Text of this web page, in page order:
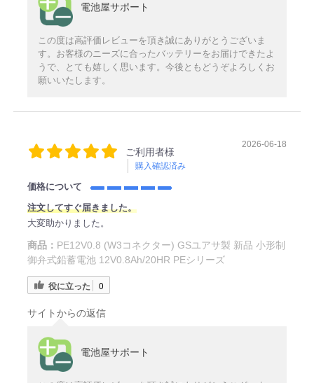
電池屋サポート
この度は高評価レビューを頂き誠にありがとうございま
す。お客様のニーズに合ったバッテリーをお届けできたよ
うで、とても嬉しく思います。今後ともどうぞよろしくお
願いいたします。
ご利用者様
購入確認済み
2026-06-18
価格について
注文してすぐ届きました。
大変助かりました。
商品： PE12V0.8 (W3コネクター) GSユアサ製 新品 小形制
御弁式鉛蓄電池 12V0.8Ah/20HR PEシリーズ
役に立った 0
サイトからの返信
電池屋サポート